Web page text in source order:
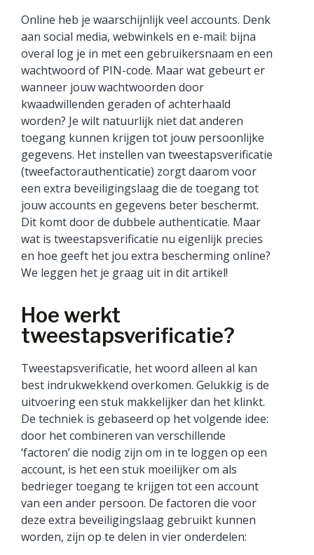
Online heb je waarschijnlijk veel accounts. Denk
aan social media, webwinkels en e-mail: bijna
overal log je in met een gebruikersnaam en een
wachtwoord of PIN-code. Maar wat gebeurt er
wanneer jouw wachtwoorden door
kwaadwillenden geraden of achterhaald
worden? Je wilt natuurlijk niet dat anderen
toegang kunnen krijgen tot jouw persoonlijke
gegevens. Het instellen van tweestapsverificatie
(tweefactorauthenticatie) zorgt daarom voor
een extra beveiligingslaag die de toegang tot
jouw accounts en gegevens beter beschermt.
Dit komt door de dubbele authenticatie. Maar
wat is tweestapsverificatie nu eigenlijk precies
en hoe geeft het jou extra bescherming online?
We leggen het je graag uit in dit artikel!
Hoe werkt
tweestapsverificatie?
Tweestapsverificatie, het woord alleen al kan
best indrukwekkend overkomen. Gelukkig is de
uitvoering een stuk makkelijker dan het klinkt.
De techniek is gebaseerd op het volgende idee:
door het combineren van verschillende
‘factoren’ die nodig zijn om in te loggen op een
account, is het een stuk moeilijker om als
bedrieger toegang te krijgen tot een account
van een ander persoon. De factoren die voor
deze extra beveiligingslaag gebruikt kunnen
worden, zijn op te delen in vier onderdelen: